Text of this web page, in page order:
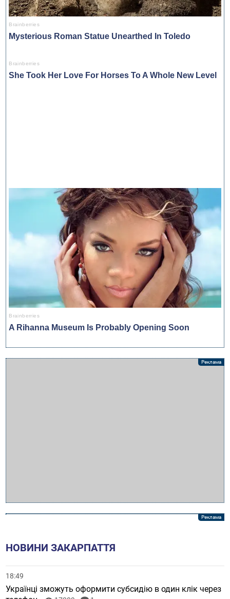
НОВИНИ ЗАКАРПАТТЯ
18:49
Українці зможуть оформити субсидію в один клік через